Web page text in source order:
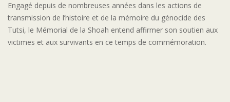
Engagé depuis de nombreuses années dans les actions de
transmission de l’histoire et de la mémoire du génocide des
Tutsi, le Mémorial de la Shoah entend affirmer son soutien aux
victimes et aux survivants en ce temps de commémoration.